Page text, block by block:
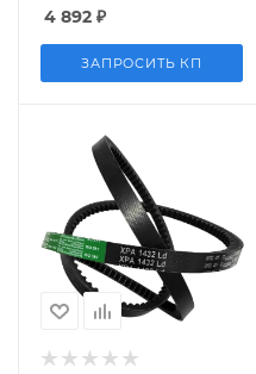
4 892 ₽
ЗАПРОСИТЬ КП